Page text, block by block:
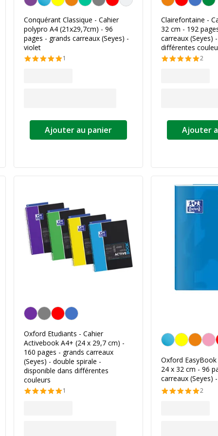
Conquérant Classique - Cahier
polypro A4 (21x29,7cm) - 96
pages - grands carreaux (Seyes) -
violet
1
Ajouter au panier
Clairefontaine -
32 cm - 192
carreaux (Seyes)
différentes
2
Ajouter
Personnalisation de la couleur
Oxford Etudiants - Cahier
Activebook A4+ (24 x 29,7 cm) -
160 pages - grands carreaux
(Seyes) - double spirale -
disponible dans différentes
couleurs
1
Bleu
Oxford
24 x 32 cm - 96
carreaux (Seyes)
2